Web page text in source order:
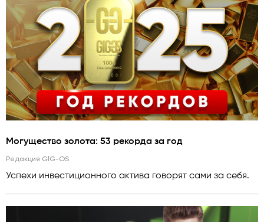
Могущество золота: 53 рекорда за год
Редакция GlG-OS
Успехи инвестиционного актива говорят сами за себя.